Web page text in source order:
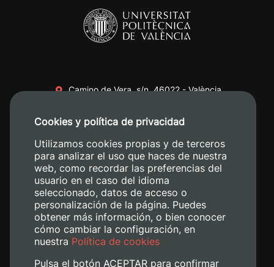
Camino de Vera, s/n. 46022 - València
+34 620 04 00 50
Cookies y política de privacidad
Utilizamos cookies propias y de terceros
para analizar el uso que haces de nuestra
web, como recordar las preferencias del
usuario en el caso del idioma
seleccionado, datos de acceso o
personalización de la página. Puedes
obtener más información, o bien conocer
cómo cambiar la configuración, en
nuestra Política de cookies
Pulsa el botón ACEPTAR para confirmar